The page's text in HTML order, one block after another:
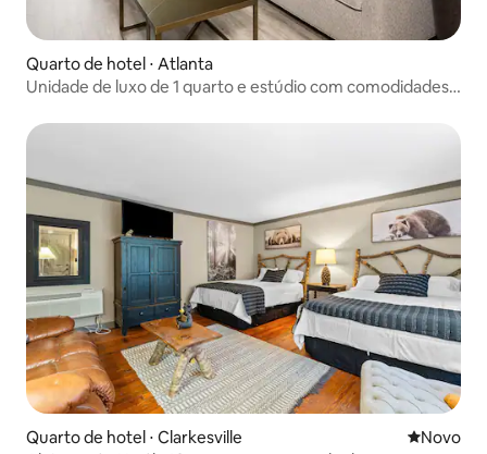
Quarto de hotel ⋅ Atlanta
Unidade de luxo de 1 quarto e estúdio com comodidades
Quarto de hotel ⋅ Clarkesville Novo
Novo